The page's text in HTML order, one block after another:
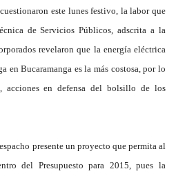
este lunes festivo, la labor que
de Servicios Públicos, adscrita a la
revelaron que la energía eléctrica
en Bucaramanga es la más costosa, por lo
acciones en defensa del bolsillo de los
presente un proyecto que permita al
del Presupuesto para 2015, pues la